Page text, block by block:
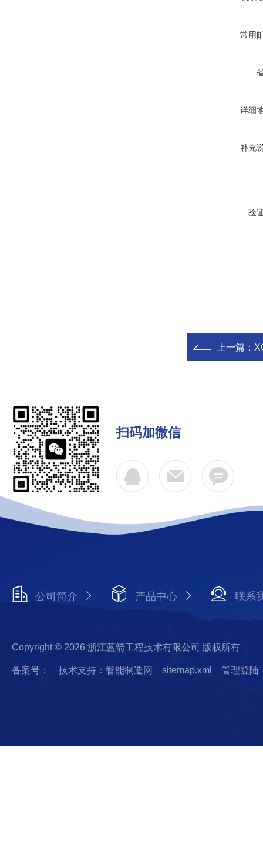
常用
详细
补充
验
上一篇：
扫码加微信
公司简介 产品中心 联系
Copyright © 2026 浙江蓝箭工程技术有限公司 版权所有
备案号： 技术支持：智能制造网 sitemap.xml 管理登陆